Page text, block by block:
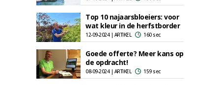
Top 10 najaarsbloeiers: voor
wat kleur in de herfstborder
12-09-2024 | ARTIKEL 160 sec
Goede offerte? Meer kans op
de opdracht!
08-09-2024 | ARTIKEL 159 sec